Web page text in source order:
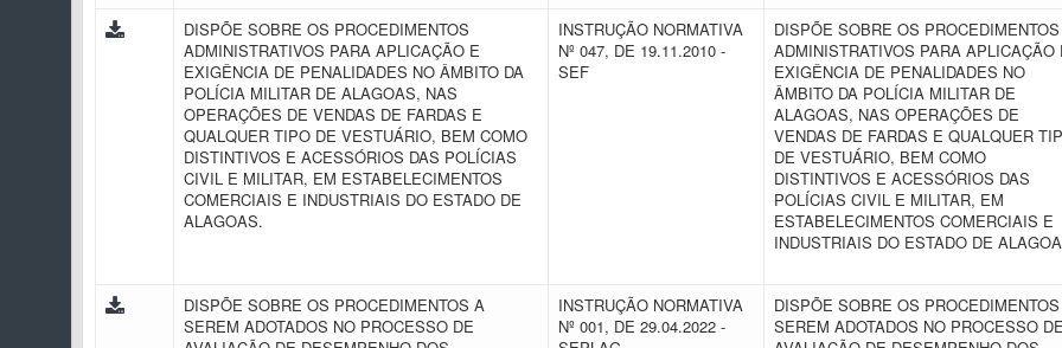
DISPÕE SOBRE OS PROCEDIMENTOS
ADMINISTRATIVOS PARA APLICAÇÃO E
EXIGÊNCIA DE PENALIDADES NO ÂMBITO DA
POLÍCIA MILITAR DE ALAGOAS, NAS
OPERAÇÕES DE VENDAS DE FARDAS E
QUALQUER TIPO DE VESTUÁRIO, BEM COMO
DISTINTIVOS E ACESSÓRIOS DAS POLÍCIAS
CIVIL E MILITAR, EM ESTABELECIMENTOS
COMERCIAIS E INDUSTRIAIS DO ESTADO DE
ALAGOAS.
INSTRUÇÃO NORMATIVA
Nº 047, DE 19.11.2010 -
SEF
DISPÕE SOBRE OS PROCEDIMENTOS
ADMINISTRATIVOS PARA APLICAÇÃO
EXIGÊNCIA DE PENALIDADES NO
ÂMBITO DA POLÍCIA MILITAR DE
ALAGOAS, NAS OPERAÇÕES DE
VENDAS DE FARDAS E QUALQUER
DE VESTUÁRIO, BEM COMO
DISTINTIVOS E ACESSÓRIOS DAS
POLÍCIAS CIVIL E MILITAR, EM
ESTABELECIMENTOS COMERCIAIS E
INDUSTRIAIS DO ESTADO DE
DISPÕE SOBRE OS PROCEDIMENTOS A
SEREM ADOTADOS NO PROCESSO DE
INSTRUÇÃO NORMATIVA
Nº 001, DE 29.04.2022 -
DISPÕE SOBRE OS
SEREM ADOTADOS NO PROCESSO DE